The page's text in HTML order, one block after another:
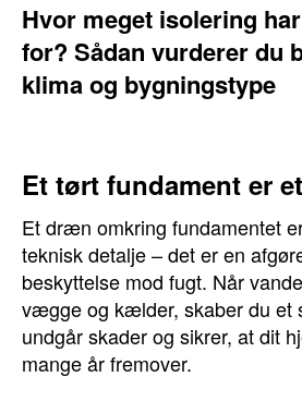
Hvor meget isolering
for? Sådan vurderer du
klima og bygningstype
Et tørt fundament er
Et dræn omkring fundamentet
teknisk detalje – det er en
beskyttelse mod fugt. Når
vægge og kælder, skaber du et
undgår skader og sikrer, at dit
mange år fremover.